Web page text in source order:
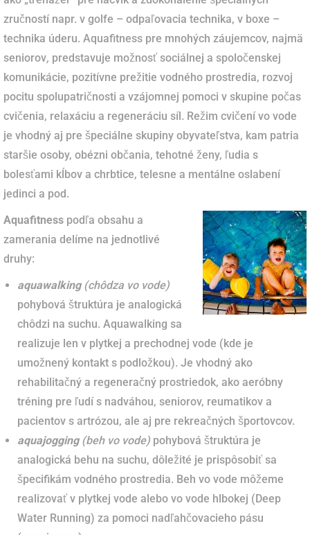
zručností napr. v golfe – odpaľovacia technika, v boxe –
technika úderu. Aquafitness pre mnohých záujemcov, najmä
seniorov, predstavuje možnosť sociálnej a spoločenskej
komunikácie, pozitívne prežitie vodného prostredia, rozvoj
pocitu spolupatričnosti a vzájomnej pomoci v skupine počas
cvičenia, relaxáciu a regeneráciu síl. Režim cvičení vo vode
je vhodný aj pre špeciálne skupiny obyvateľstva, kam patria
staršie osoby, obézni občania, tehotné ženy, ľudia s
bolesťami kĺbov a chrbtice, telesne a mentálne oslabení
jedinci a pod.
Aquafitness podľa obsahu a
zamerania delíme na jednotlivé
druhy:
aquawalking (chôdza vo vode)
pohybová štruktúra je analogická
chôdzi na suchu. Aquawalking sa
realizuje len v plytkej a prechodnej vode (kde je
umožnený kontakt s podložkou). Je vhodný ako
rehabilitačný a regeneračný prostriedok, ako aeróbny
tréning pre ľudí s nadváhou, seniorov, reumatikov a
pacientov s artrózou, ale aj pre rekreačných športovcov.
aquajogging(beh vo vode) pohybová štruktúra je
analogická behu na suchu, dôležité je prispôsobiť sa
špecifikám vodného prostredia. Beh vo vode môžeme
realizovať v plytkej vode alebo vo vode hlbokej (Deep
Water Running) za pomoci nadľahčovacieho pásu